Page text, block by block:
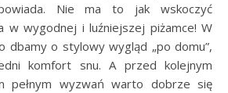
Nie ma to jak wskoczyć
w wygodnej i luźniejszej piżamce! W
dbamy o stylowy wygląd „po domu”,
komfort snu. A przed kolejnym
pełnym wyzwań warto dobrze się